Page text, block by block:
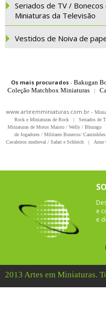
Seriados de TV / Bonecos
Miniaturas da Televisão
Vestidos de Noiva de
Os mais procurados- Bakugan
Coleção Matchbox Miniaturas
|
www.arteemminiaturas.com.br -
Rock e Miniaturas de Rock
| Seriados de
Miniaturas de Motos Maisto / Welly / Bburago
de Jogadores / Militares Bonecos/ Caminhões
Cavaleiros medieval / Safari e Schleich
| Anne
e
e
2013 Artes em Miniaturas.